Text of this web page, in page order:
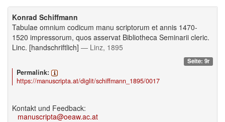
Konrad Schiffmann
Tabulae omnium codicum manu scriptorum et annis 1470-
1520 impressorum, quos asservat Bibliotheca Seminarii cleric.
Linc. [handschriftlich] — Linz, 1895
Seite: 9r
Permalink:
https://manuscripta.at/diglit/schiffmann_1895/0017
Kontakt und Feedback:
manuscripta@oeaw.ac.at